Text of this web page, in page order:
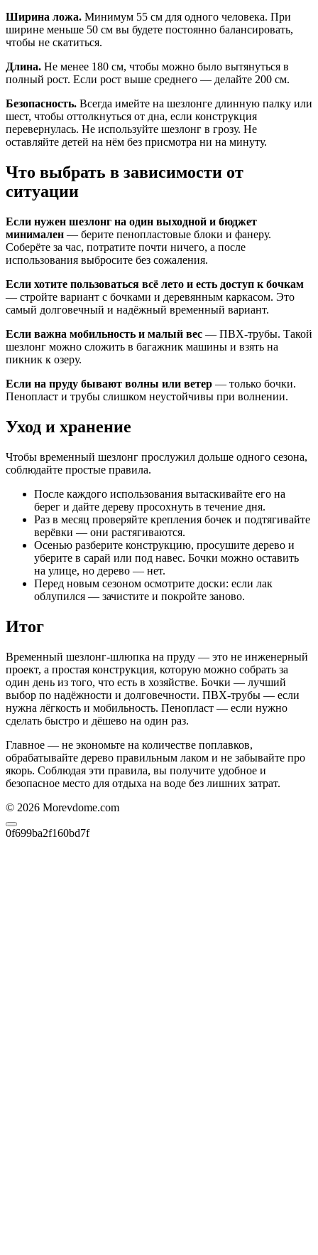
Ширина ложа. Минимум 55 см для одного человека. При
ширине меньше 50 см вы будете постоянно балансировать,
чтобы не скатиться.
Длина. Не менее 180 см, чтобы можно было вытянуться в
полный рост. Если рост выше среднего — делайте 200 см.
Безопасность. Всегда имейте на шезлонге длинную палку или
шест, чтобы оттолкнуться от дна, если конструкция
перевернулась. Не используйте шезлонг в грозу. Не
оставляйте детей на нём без присмотра ни на минуту.
Что выбрать в зависимости от
ситуации
Если нужен шезлонг на один выходной и бюджет
минимален — берите пенопластовые блоки и фанеру.
Соберёте за час, потратите почти ничего, а после
использования выбросите без сожаления.
Если хотите пользоваться всё лето и есть доступ к бочкам
— стройте вариант с бочками и деревянным каркасом. Это
самый долговечный и надёжный временный вариант.
Если важна мобильность и малый вес — ПВХ-трубы. Такой
шезлонг можно сложить в багажник машины и взять на
пикник к озеру.
Если на пруду бывают волны или ветер — только бочки.
Пенопласт и трубы слишком неустойчивы при волнении.
Уход и хранение
Чтобы временный шезлонг прослужил дольше одного сезона,
соблюдайте простые правила.
После каждого использования вытаскивайте его на
берег и дайте дереву просохнуть в течение дня.
Раз в месяц проверяйте крепления бочек и подтягивайте
верёвки — они растягиваются.
Осенью разберите конструкцию, просушите дерево и
уберите в сарай или под навес. Бочки можно оставить
на улице, но дерево — нет.
Перед новым сезоном осмотрите доски: если лак
облупился — зачистите и покройте заново.
Итог
Временный шезлонг‑шлюпка на пруду — это не инженерный
проект, а простая конструкция, которую можно собрать за
один день из того, что есть в хозяйстве. Бочки — лучший
выбор по надёжности и долговечности. ПВХ-трубы — если
нужна лёгкость и мобильность. Пенопласт — если нужно
сделать быстро и дёшево на один раз.
Главное — не экономьте на количестве поплавков,
обрабатывайте дерево правильным лаком и не забывайте про
якорь. Соблюдая эти правила, вы получите удобное и
безопасное место для отдыха на воде без лишних затрат.
© 2026 Morevdome.com
0f699ba2f160bd7f